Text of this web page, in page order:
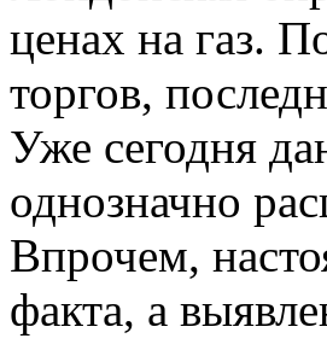
ценах на газ.
торгов,
Уже сегодня
однозначно
Впрочем,
факта, а